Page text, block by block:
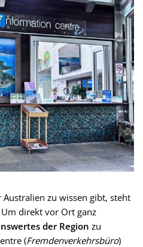
zu wissen gibt, steht
direkt vor Ort ganz
der Region zu
(Fremdenverkehrsbüro)